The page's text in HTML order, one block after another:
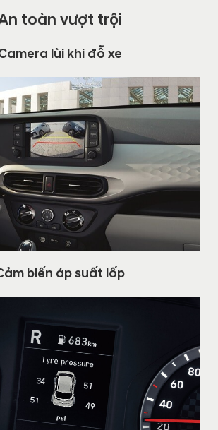
toàn vượt trội
lùi khi đỗ xe
biến áp suất lốp